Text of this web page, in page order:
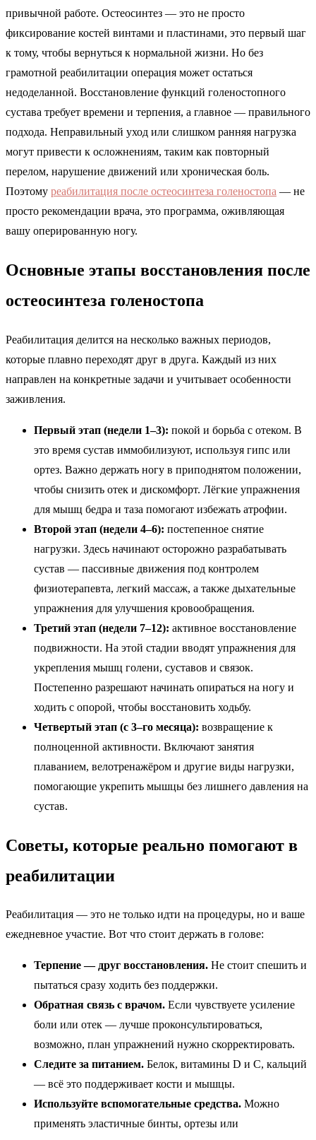
привычной работе. Остеосинтез — это не просто
фиксирование костей винтами и пластинами, это первый шаг
к тому, чтобы вернуться к нормальной жизни. Но без
грамотной реабилитации операция может остаться
недоделанной. Восстановление функций голеностопного
сустава требует времени и терпения, а главное — правильного
подхода. Неправильный уход или слишком ранняя нагрузка
могут привести к осложнениям, таким как повторный
перелом, нарушение движений или хроническая боль.
Поэтому реабилитация после остеосинтеза голеностопа — не
просто рекомендации врача, это программа, оживляющая
вашу оперированную ногу.
Основные этапы восстановления после
остеосинтеза голеностопа
Реабилитация делится на несколько важных периодов,
которые плавно переходят друг в друга. Каждый из них
направлен на конкретные задачи и учитывает особенности
заживления.
Первый этап (недели 1–3): покой и борьба с отеком. В
это время сустав иммобилизуют, используя гипс или
ортез. Важно держать ногу в приподнятом положении,
чтобы снизить отек и дискомфорт. Лёгкие упражнения
для мышц бедра и таза помогают избежать атрофии.
Второй этап (недели 4–6): постепенное снятие
нагрузки. Здесь начинают осторожно разрабатывать
сустав — пассивные движения под контролем
физиотерапевта, легкий массаж, а также дыхательные
упражнения для улучшения кровообращения.
Третий этап (недели 7–12): активное восстановление
подвижности. На этой стадии вводят упражнения для
укрепления мышц голени, суставов и связок.
Постепенно разрешают начинать опираться на ногу и
ходить с опорой, чтобы восстановить ходьбу.
Четвертый этап (с 3–го месяца): возвращение к
полноценной активности. Включают занятия
плаванием, велотренажёром и другие виды нагрузки,
помогающие укрепить мышцы без лишнего давления на
сустав.
Советы, которые реально помогают в
реабилитации
Реабилитация — это не только идти на процедуры, но и ваше
ежедневное участие. Вот что стоит держать в голове:
Терпение — друг восстановления. Не стоит спешить и
пытаться сразу ходить без поддержки.
Обратная связь с врачом. Если чувствуете усиление
боли или отек — лучше проконсультироваться,
возможно, план упражнений нужно скорректировать.
Следите за питанием. Белок, витамины D и С, кальций
— всё это поддерживает кости и мышцы.
Используйте вспомогательные средства. Можно
применять эластичные бинты, ортезы или